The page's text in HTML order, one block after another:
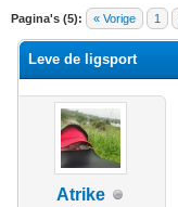
Pagina's (5): « Vorige 1
waardering is 0
Leve de ligsport
Atrike